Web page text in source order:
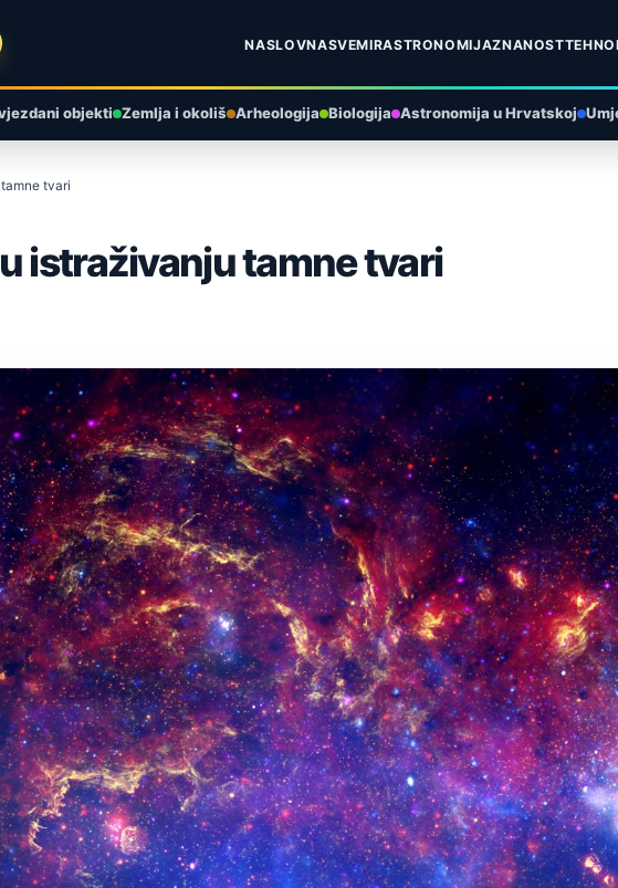
NASLOVNASVEMIRASTRONOMIJAZNANOST
objekti Zemlja i okoliš Arheologija Biologija Astronomija u Hrvatskoj
tvari
istraživanju tamne tvari